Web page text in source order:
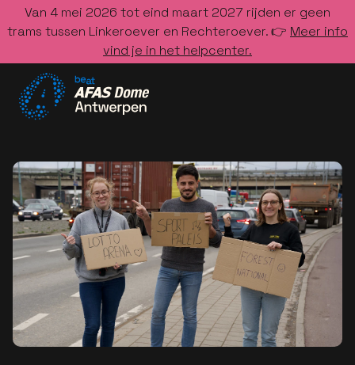
Van 4 mei 2026 tot eind maart 2027 rijden er geen
trams tussen Linkeroever en Rechteroever. 👉 Meer info
vind je in het helpcenter.